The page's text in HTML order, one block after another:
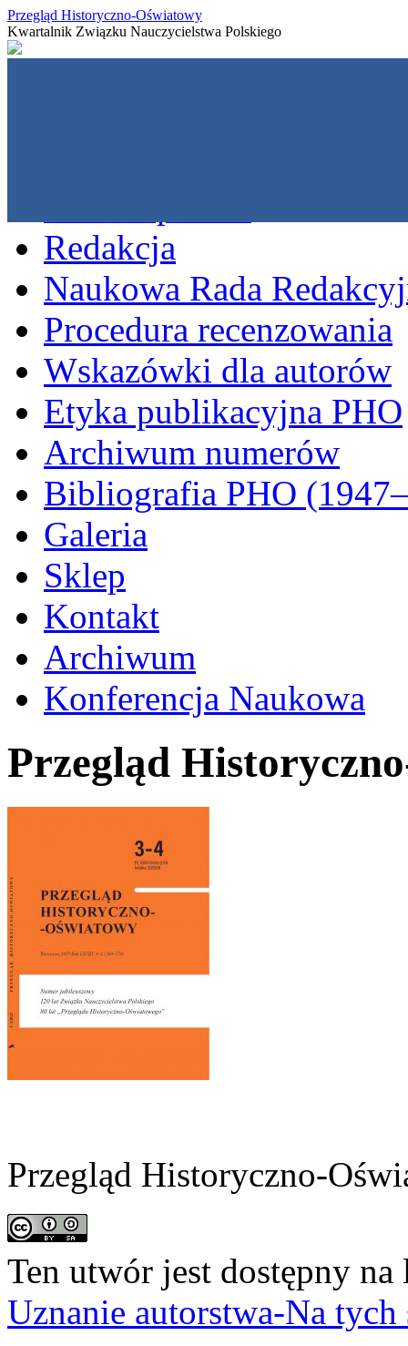
Przegląd Historyczno-Oświatowy
Kwartalnik Związku Nauczycielstwa Polskiego
Redakcja
Naukowa Rada
Procedura recenzowania
Wskazówki dla autorów
Etyka publikacyjna PHO
Archiwum numerów
Bibliografia PHO
Galeria
Sklep
Kontakt
Archiwum
Konferencja Naukowa
Przegląd
Przegląd Historyczno-
Ten utwór jest dostępny
Uznanie autorstwa-Na